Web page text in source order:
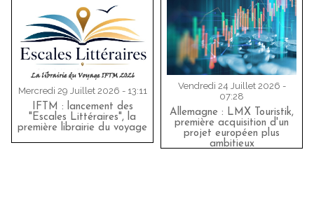
Mercredi 29 Juillet 2026 - 13:11
IFTM : lancement des
"Escales Littéraires", la
première librairie du voyage
Vendredi 24 Juillet 2026 -
07:28
Allemagne : LMX Touristik,
première acquisition d'un
projet européen plus
ambitieux